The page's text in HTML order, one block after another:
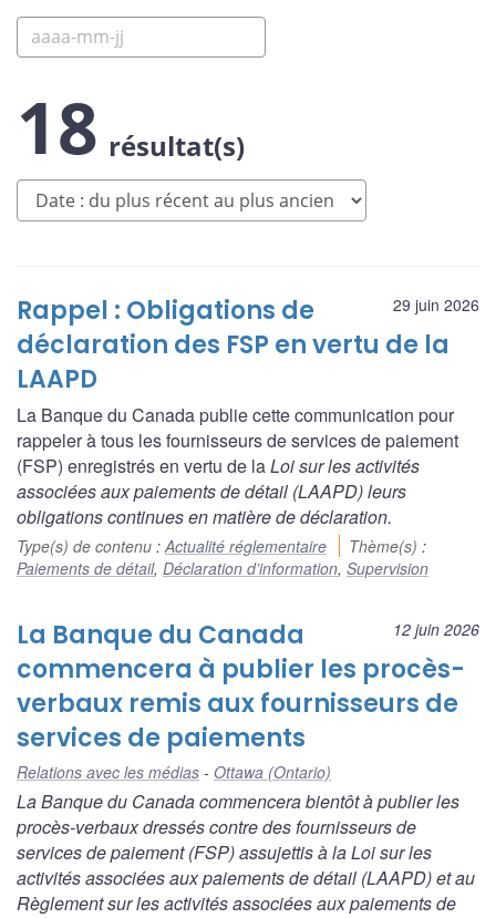
18 résultat(s)
29 juin 2026
Rappel : Obligations de
déclaration des FSP en vertu de la
LAAPD
La Banque du Canada publie cette communication pour
rappeler à tous les fournisseurs de services de paiement
(FSP) enregistrés en vertu de laLoi sur les activités
associées aux paiements de détail (LAAPD) leurs
obligations continues en matière de déclaration.
Type(s) de contenu : Actualité réglementaire Thème(s) :
Paiements de détail, Déclaration d’information, Supervision
12 juin 2026
La Banque du Canada
commencera à publier les procès-
verbaux remis aux fournisseurs de
services de paiements
Relations avec les médias Ottawa (Ontario)
La Banque du Canada commencera bientôt à publier les
procès-verbaux dressés contre des fournisseurs de
services de paiement (FSP) assujettis à laLoi sur les
activités associées aux paiements de détail (LAAPD) et au
Règlement sur les activités associées aux paiements de